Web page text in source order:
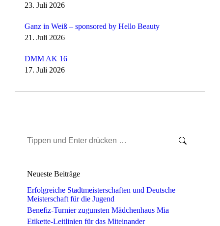
23. Juli 2026
Ganz in Weiß – sponsored by Hello Beauty
21. Juli 2026
DMM AK 16
17. Juli 2026
Search:
Neueste Beiträge
Erfolgreiche Stadtmeisterschaften und Deutsche
Meisterschaft für die Jugend
Benefiz-Turnier zugunsten Mädchenhaus Mia
Etikette-Leitlinien für das Miteinander